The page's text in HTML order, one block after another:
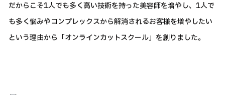
だからこそ1人でも多く高い技術を持った美容師を増やし、1人で
も多く悩みやコンプレックスから解消されるお客様を増やしたい
という理由から「オンラインカットスクール」を創りました。